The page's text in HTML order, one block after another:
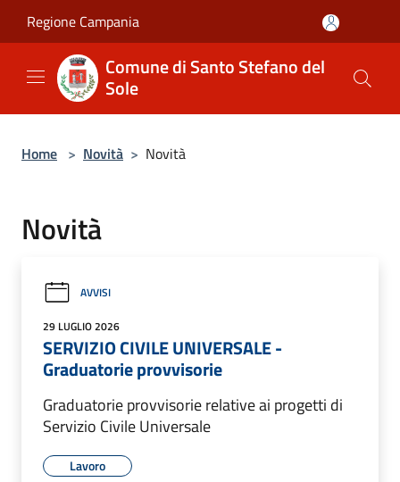
Regione Campania
Comune di Santo Stefano del
Sole
Home > Novità > Novità
Novità
AVVISI
29 LUGLIO 2026
SERVIZIO CIVILE UNIVERSALE -
Graduatorie provvisorie
Graduatorie provvisorie relative ai progetti di
Servizio Civile Universale
Lavoro